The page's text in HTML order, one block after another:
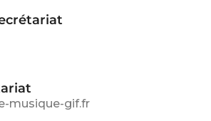
musique-gif.fr